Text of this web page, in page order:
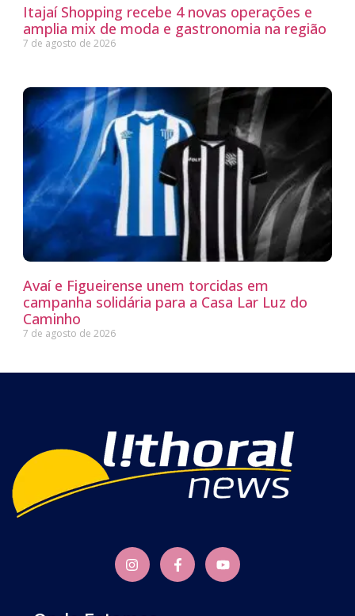
Itajaí Shopping recebe 4 novas operações e
amplia mix de moda e gastronomia na região
7 de agosto de 2026
Avaí e Figueirense unem torcidas em
campanha solidária para a Casa Lar Luz do
Caminho
7 de agosto de 2026